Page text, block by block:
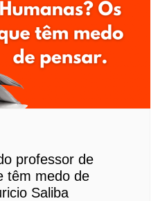
professor de
têm medo de
Saliba